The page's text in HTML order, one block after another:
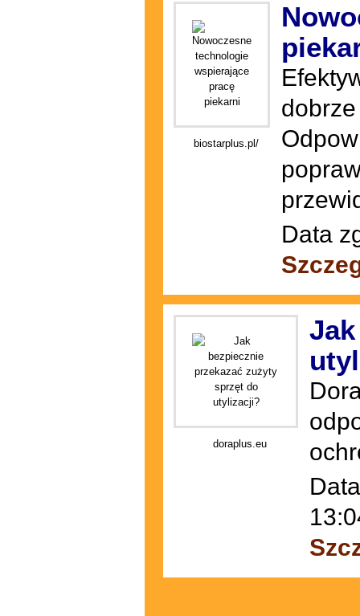
biostarplus.pl/
Data
doraplus.eu